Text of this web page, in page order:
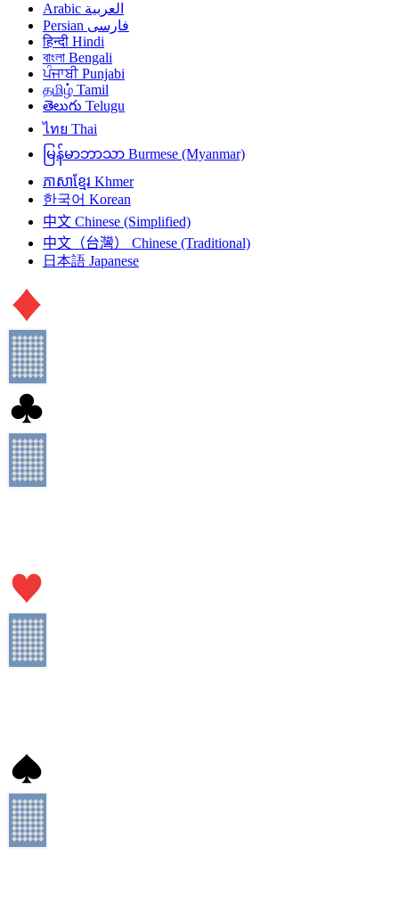
العربية Arabic
فارسی Persian
हिन्दी Hindi
বাংলা Bengali
ਪੰਜਾਬੀ Punjabi
தமிழ் Tamil
తెలుగు Telugu
ไทย Thai
မြန်မာဘာသာ Burmese (Myanmar)
ភាសាខ្មែរ Khmer
한국어 Korean
中文 Chinese (Simplified)
中文（台灣）
Chinese (Traditional)
日本語 Japanese